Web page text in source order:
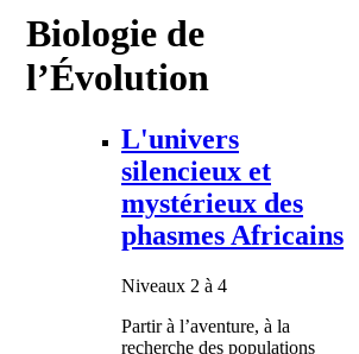
Biologie de
l’Évolution
L'univers
silencieux et
mystérieux des
phasmes Africains
Niveaux 2 à 4
Partir à l’aventure, à la
recherche des populations